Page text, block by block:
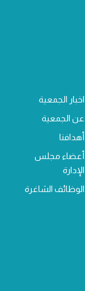
اخبار الجمعية
عن الجمعية
أهدافنا
أعضاء مجلس
الإدارة
الوظائف الشاغرة